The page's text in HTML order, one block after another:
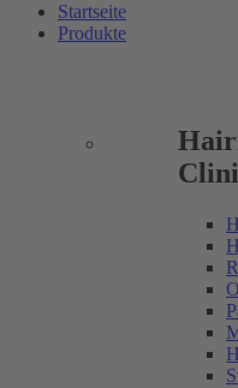
Startseite
Produkte